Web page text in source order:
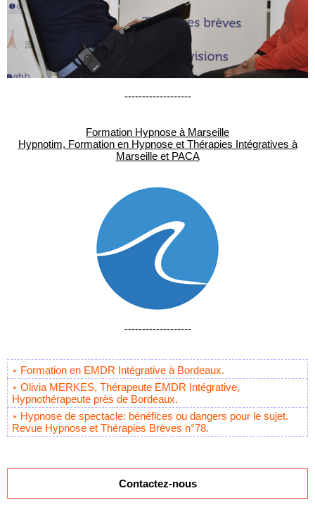
-------------------
Formation Hypnose à Marseille
Hypnotim, Formation en Hypnose et Thérapies Intégratives à
Marseille et PACA
-------------------
Formation en EMDR Intégrative à Bordeaux.
Olivia MERKES, Thérapeute EMDR Intégrative,
Hypnothérapeute près de Bordeaux.
Hypnose de spectacle: bénéfices ou dangers pour le sujet.
Revue Hypnose et Thérapies Brèves n°78.
Contactez-nous